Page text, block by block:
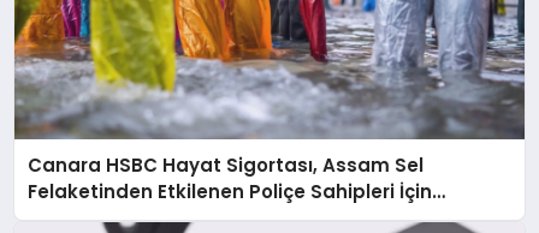
Canara HSBC Hayat Sigortası, Assam Sel
Felaketinden Etkilenen Poliçe Sahipleri İçin
Hızlandırılmış Hasar Süreci Başlattı